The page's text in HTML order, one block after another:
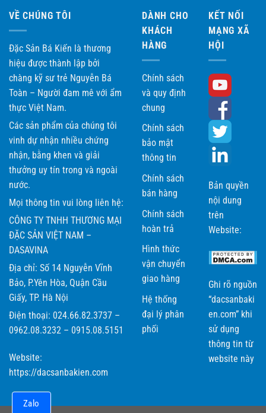
VỀ CHÚNG TÔI
Đặc Sản Bá Kiến là thương
hiệu được thành lập bởi
chàng kỹ sư trẻ Nguyễn Bá
Toàn – Người đam mê với ẩm
thực Việt Nam.
Các sản phẩm của chúng tôi
vinh dự nhận nhiều chứng
nhận, bằng khen và giải
thưởng uy tín trong và ngoài
nước.
Mọi thông tin vui lòng liên hệ:
CÔNG TY TNHH THƯƠNG MẠI
ĐẶC SẢN VIỆT NAM –
DASAVINA
Địa chỉ: Số 14 Nguyễn Vĩnh
Bảo, P.Yên Hòa, Quận Cầu
Giấy, TP. Hà Nội
Điện thoại: 024.66.82.3737 –
0962.08.3232 – 0915.08.5151
Website:
https://dacsanbakien.com
DÀNH CHO
KHÁCH
HÀNG
Chính sách
và quy định
chung
Chính sách
bảo mật
thông tin
Chính sách
bán hàng
Chính sách
hoàn trả
Hình thức
vận chuyển
giao hàng
Hệ thống
đại lý phân
phối
KẾT NỐI
MẠNG XÃ
HỘI
Bản quyền
nội dung
trên
Website:
Ghi rõ nguồn
“dacsanbaki
en.com” khi
sử dụng
thông tin từ
website này
Zalo